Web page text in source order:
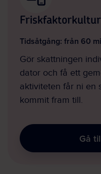
Tidsåtgång: från 60
Gör skattningen
dator och få ett
aktiviteten får ni en
kommit fram till.
Gå